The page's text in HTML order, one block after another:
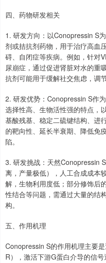
四、药物研发相关
1. 研发方向：以Conopressin S
剂或拮抗剂药物，用于治疗高血
碍、自闭症等疾病。例如，针对
尿崩症，通过促进肾脏对水的重
抗剂可能用于缓解社交焦虑，调
2. 研发优势：Conopressin S作
选择性高、生物活性强的特点，
基酸残基、稳定二硫键结构、进
的靶向性、延长半衰期、降低免
陷。
3. 研发挑战：天然Conopressin
离，产量极低），人工合成成本
解，生物利用度低；部分修饰后
性结合等问题，需通过大量的结
构。
五、作用机理
Conopressin S的作用机理主要
R），激活下游G蛋白介导的信